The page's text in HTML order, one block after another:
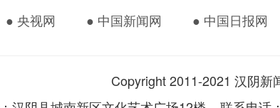
● 央视网 ● 中国新闻网 ● 中国日报网
Copyright 2011-2021 汉阴新